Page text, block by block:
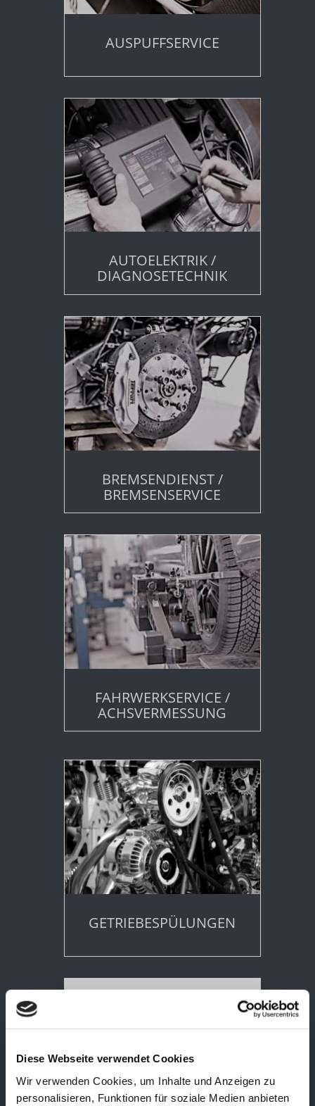
Diese Webseite verwendet Cookies
Wir verwenden Cookies, um Inhalte und Anzeigen zu
personalisieren, Funktionen für soziale Medien anbieten
AUSPUFFSERVICE
AUTOELEKTRIK /
DIAGNOSETECHNIK
BREMSENDIENST /
BREMSENSERVICE
FAHRWERKSERVICE /
ACHSVERMESSUNG
GETRIEBESPÜLUNGEN